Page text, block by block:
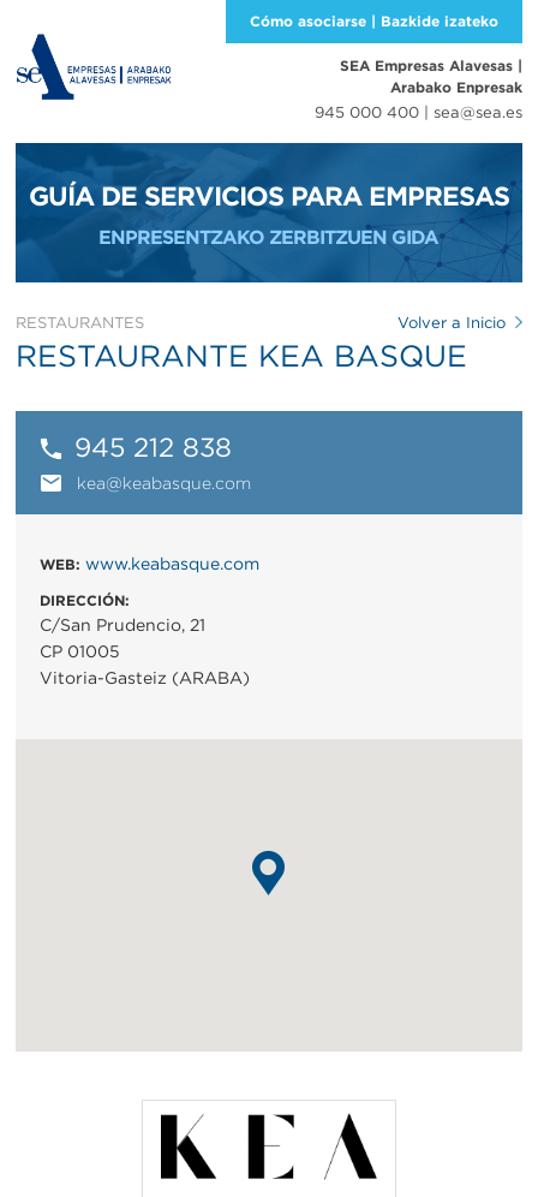
Cómo asociarse | Bazkide izateko
SEA Empresas Alavesas |
Arabako Enpresak
945 000 400 | sea@sea.es
GUÍA DE SERVICIOS PARA EMPRESAS
ENPRESENTZAKO ZERBITZUEN GIDA
Volver a Inicio
RESTAURANTES
RESTAURANTE KEA BASQUE
945 212 838
kea@keabasque.com
WEB: www.keabasque.com
DIRECCIÓN:
C/San Prudencio, 21
CP 01005
Vitoria-Gasteiz (ARABA)